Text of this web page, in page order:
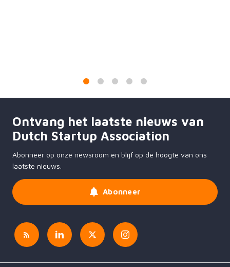
Ontvang het laatste nieuws van
Dutch Startup Association
Abonneer op onze newsroom en blijf op de hoogte van ons
laatste nieuws.
Abonneer